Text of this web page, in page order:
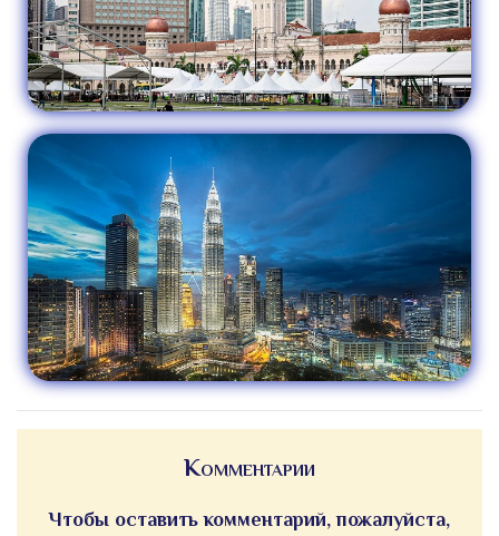
Комментарии
Чтобы оставить комментарий, пожалуйста,